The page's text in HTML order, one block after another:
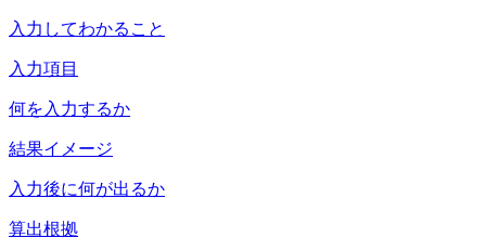
入力してわかること
入力項目
何を入力するか
結果イメージ
入力後に何が出るか
算出根拠